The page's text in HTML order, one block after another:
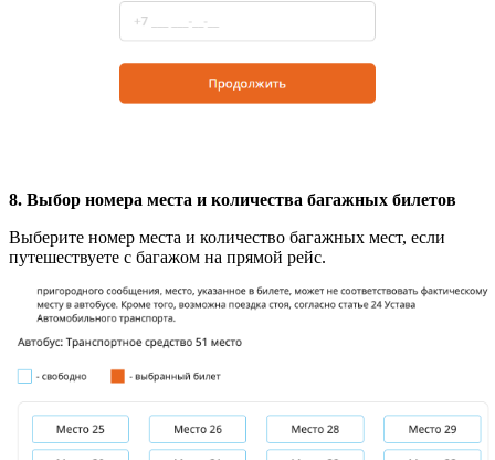
8. Выбор номера места и количества багажных билетов
Выберите номер места и количество багажных мест, если
путешествуете с багажом на прямой рейс.